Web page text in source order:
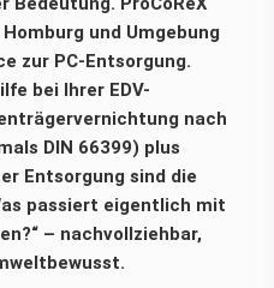
und Umgebung
zur PC-Entsorgung.
bei Ihrer EDV-
nach
DIN 66399) plus
Entsorgung sind die
passiert eigentlich mit
– nachvollziehbar,